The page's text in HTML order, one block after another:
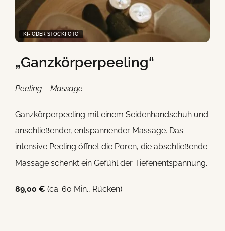
KI- ODER STOCKFOTO
„Ganzkörperpeeling“
Peeling – Massage
Ganzkörperpeeling mit einem Seidenhandschuh und
anschließender, entspannender Massage. Das
intensive Peeling öffnet die Poren, die abschließende
Massage schenkt ein Gefühl der Tiefenentspannung.
89,00 € (ca. 60 Min., Rücken)